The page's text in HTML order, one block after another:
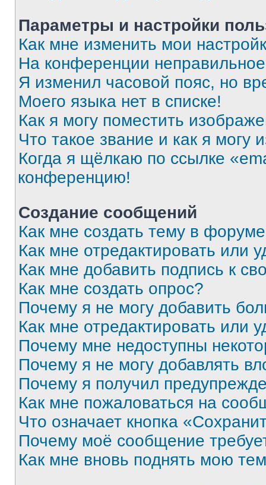
Параметры и настройки
Как мне изменить мои
На конференции
Я изменил часовой пояс, но
Моего языка нет в списке!
Как я могу поместить
Что такое звание и как я могу
Когда я щёлкаю по ссылке
конференцию!
Создание сообщений
Как мне создать тему в
Как мне отредактировать или
Как мне добавить подпись к
Как мне создать опрос?
Почему я не могу добавить
Как мне отредактировать или
Почему мне недоступны
Почему я не могу добавлять
Почему я получил
Как мне пожаловаться на
Что означает кнопка
Почему моё сообщение
Как мне вновь поднять мою